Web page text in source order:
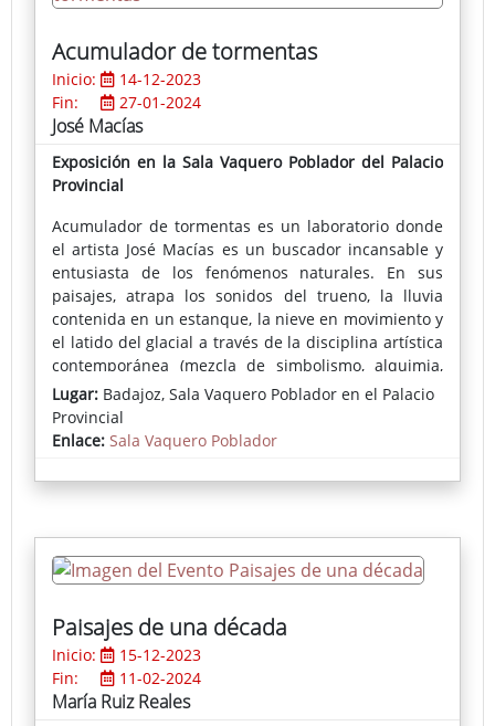
Acumulador de tormentas
Inicio:
14-12-2023
Fin:
27-01-2024
José Macías
Exposición en la Sala Vaquero Poblador del Palacio
Provincial
Acumulador de tormentas es un laboratorio donde
el artista José Macías es un buscador incansable y
entusiasta de los fenómenos naturales. En sus
paisajes, atrapa los sonidos del trueno, la lluvia
contenida en un estanque, la nieve en movimiento y
el latido del glacial a través de la disciplina artística
contemporánea (mezcla de simbolismo, alquimia,
magia y patrones inconscientes) y la cristaliza en
sus piezas en su dimensión más abstracta y pura.
Lidón Sancho,
Comisaria de la exposiciónAcumulador de
Lugar: Badajoz, Sala Vaquero Poblador en el Palacio
Provincial
Enlace: Sala Vaquero Poblador
Paisajes de una década
Inicio:
15-12-2023
Fin:
11-02-2024
María Ruiz Reales